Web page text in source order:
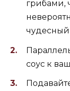
грибами,
чудесный
соус к